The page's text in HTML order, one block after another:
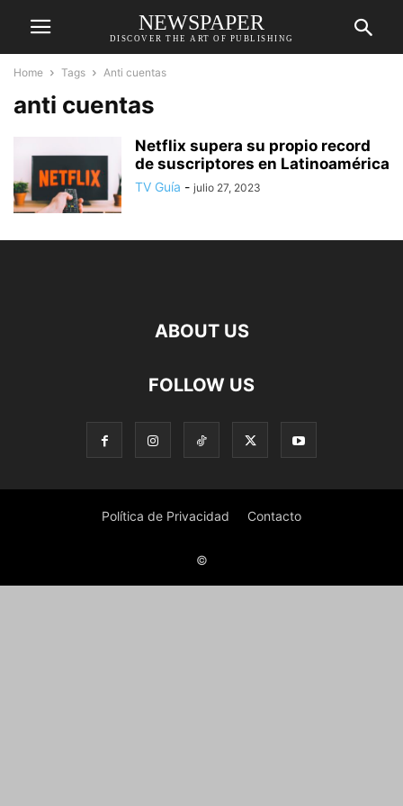
NEWSPAPER
DISCOVER THE ART OF PUBLISHING
Home Tags Anti cuentas
anti cuentas
Netflix supera su propio record
de suscriptores en Latinoamérica
TV Guía - julio 27, 2023
ABOUT US
FOLLOW US
Política de Privacidad Contacto
©